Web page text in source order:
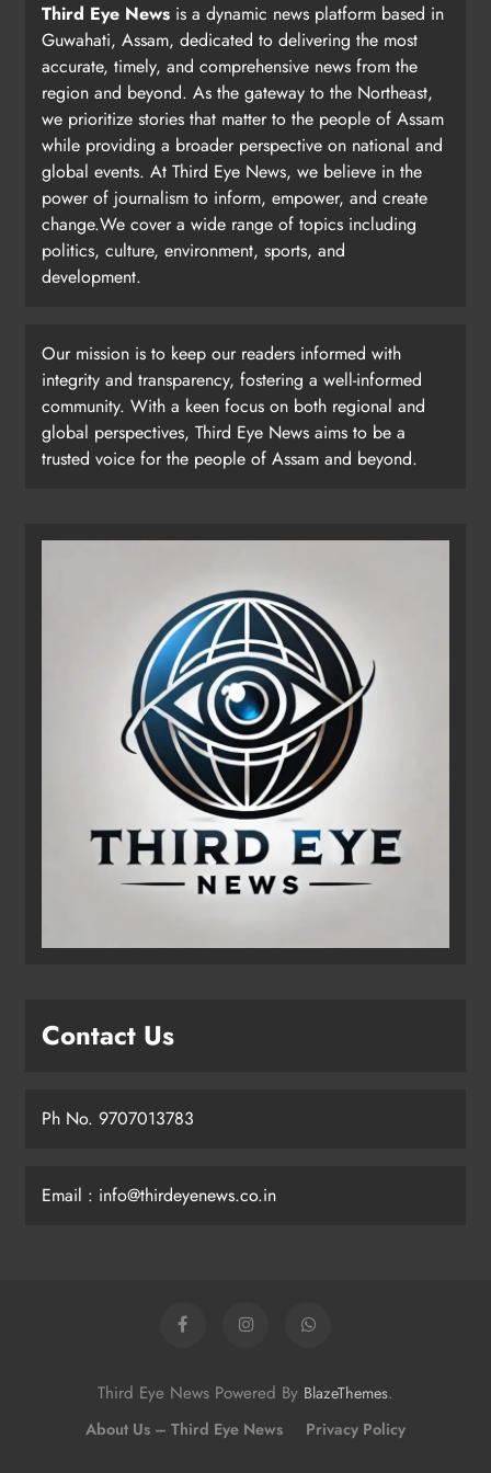
Third Eye News is a dynamic news platform based in
Guwahati, Assam, dedicated to delivering the most
accurate, timely, and comprehensive news from the
region and beyond. As the gateway to the Northeast,
we prioritize stories that matter to the people of Assam
while providing a broader perspective on national and
global events. At Third Eye News, we believe in the
power of journalism to inform, empower, and create
change.We cover a wide range of topics including
politics, culture, environment, sports, and
development.
Our mission is to keep our readers informed with
integrity and transparency, fostering a well-informed
community. With a keen focus on both regional and
global perspectives, Third Eye News aims to be a
trusted voice for the people of Assam and beyond.
Contact Us
Ph No. 9707013783
Email : info@thirdeyenews.co.in
Third Eye News Powered By BlazeThemes.
About Us – Third Eye News Privacy Policy